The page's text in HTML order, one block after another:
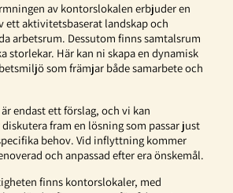
av kontorslokalen erbjuder en
ett aktivitetsbaserat landskap och
arbetsrum. Dessutom finns samtalsrum
storlekar. Här kan ni skapa en dynamisk
som främjar både samarbete och
endast ett förslag, och vi kan
fram en lösning som passar just
behov. Vid inflyttning kommer
och anpassad efter era önskemål.
finns kontorslokaler, med